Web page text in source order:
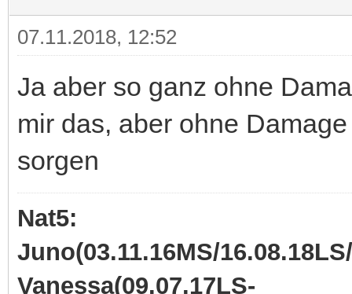
07.11.2018, 12:52
Ja aber so ganz ohne
mir das, aber ohne
sorgen
Nat5:
Juno(03.11.16MS/
Vanessa(09.07.17LS-